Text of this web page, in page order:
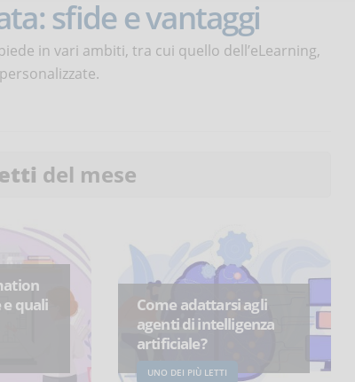
sfide e vantaggi
in vari ambiti, tra cui quello dell’eLearning,
del mese
e quali
Come adattarsi agli
agenti di intelligenza
artificiale?
UNO DEI PIÙ LETTI